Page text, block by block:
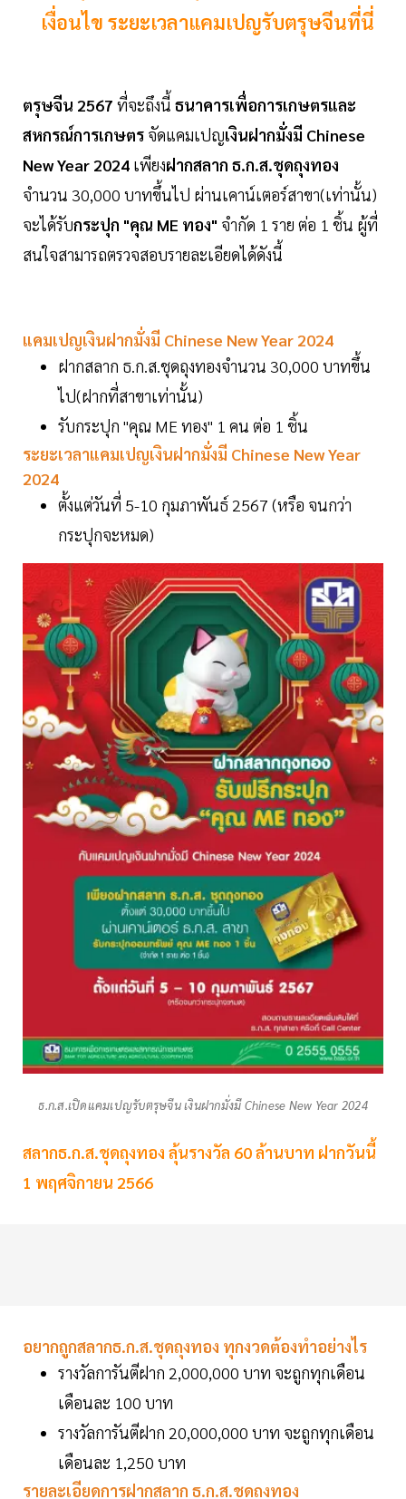
เงื่อนไข ระยะเวลาแคมเปญรับตรุษจีนที่นี่
ตรุษจีน 2567 ที่จะถึงนี้ ธนาคารเพื่อการเกษตรและ
สหกรณ์การเกษตร จัดแคมเปญเงินฝากมั่งมี Chinese
New Year 2024 เพียงฝากสลาก ธ.ก.ส.ชุดถุงทอง
จำนวน 30,000 บาทขึ้นไป ผ่านเคาน์เตอร์สาขา(เท่านั้น)
จะได้รับกระปุก "คุณ ME ทอง" จำกัด 1 ราย ต่อ 1 ชิ้น ผู้ที่
สนใจสามารถตรวจสอบรายละเอียดได้ดังนี้
แคมเปญเงินฝากมั่งมี Chinese New Year 2024
ฝากสลาก ธ.ก.ส.ชุดถุงทองจำนวน 30,000 บาทขึ้น
ไป(ฝากที่สาขาเท่านั้น)
รับกระปุก "คุณ ME ทอง" 1 คน ต่อ 1 ชิ้น
ระยะเวลาแคมเปญเงินฝากมั่งมี Chinese New Year
2024
ตั้งแต่วันที่ 5-10 กุมภาพันธ์ 2567 (หรือ จนกว่า
กระปุกจะหมด)
ธ.ก.ส.เปิดแคมเปญรับตรุษจีน เงินฝากมั่งมี Chinese New Year 2024
สลากธ.ก.ส.ชุดถุงทอง ลุ้นรางวัล 60 ล้านบาท ฝากวันนี้
1 พฤศจิกายน 2566
อยากถูกสลากธ.ก.ส.ชุดถุงทอง ทุกงวดต้องทำอย่างไร
รางวัลการันตีฝาก 2,000,000 บาท จะถูกทุกเดือน
เดือนละ 100 บาท
รางวัลการันตีฝาก 20,000,000 บาท จะถูกทุกเดือน
เดือนละ 1,250 บาท
รายละเอียดการฝากสลาก ธ.ก.ส.ชุดถุงทอง